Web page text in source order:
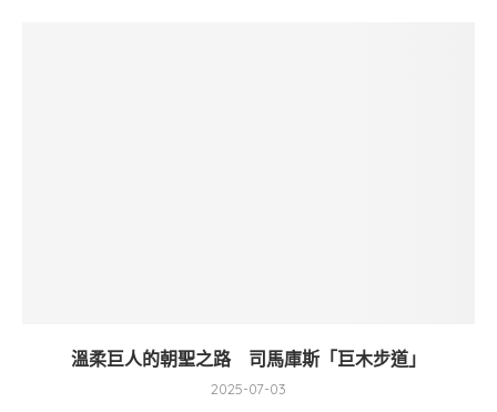
溫柔巨人的朝聖之路 司馬庫斯「巨木步道」
2025-07-03